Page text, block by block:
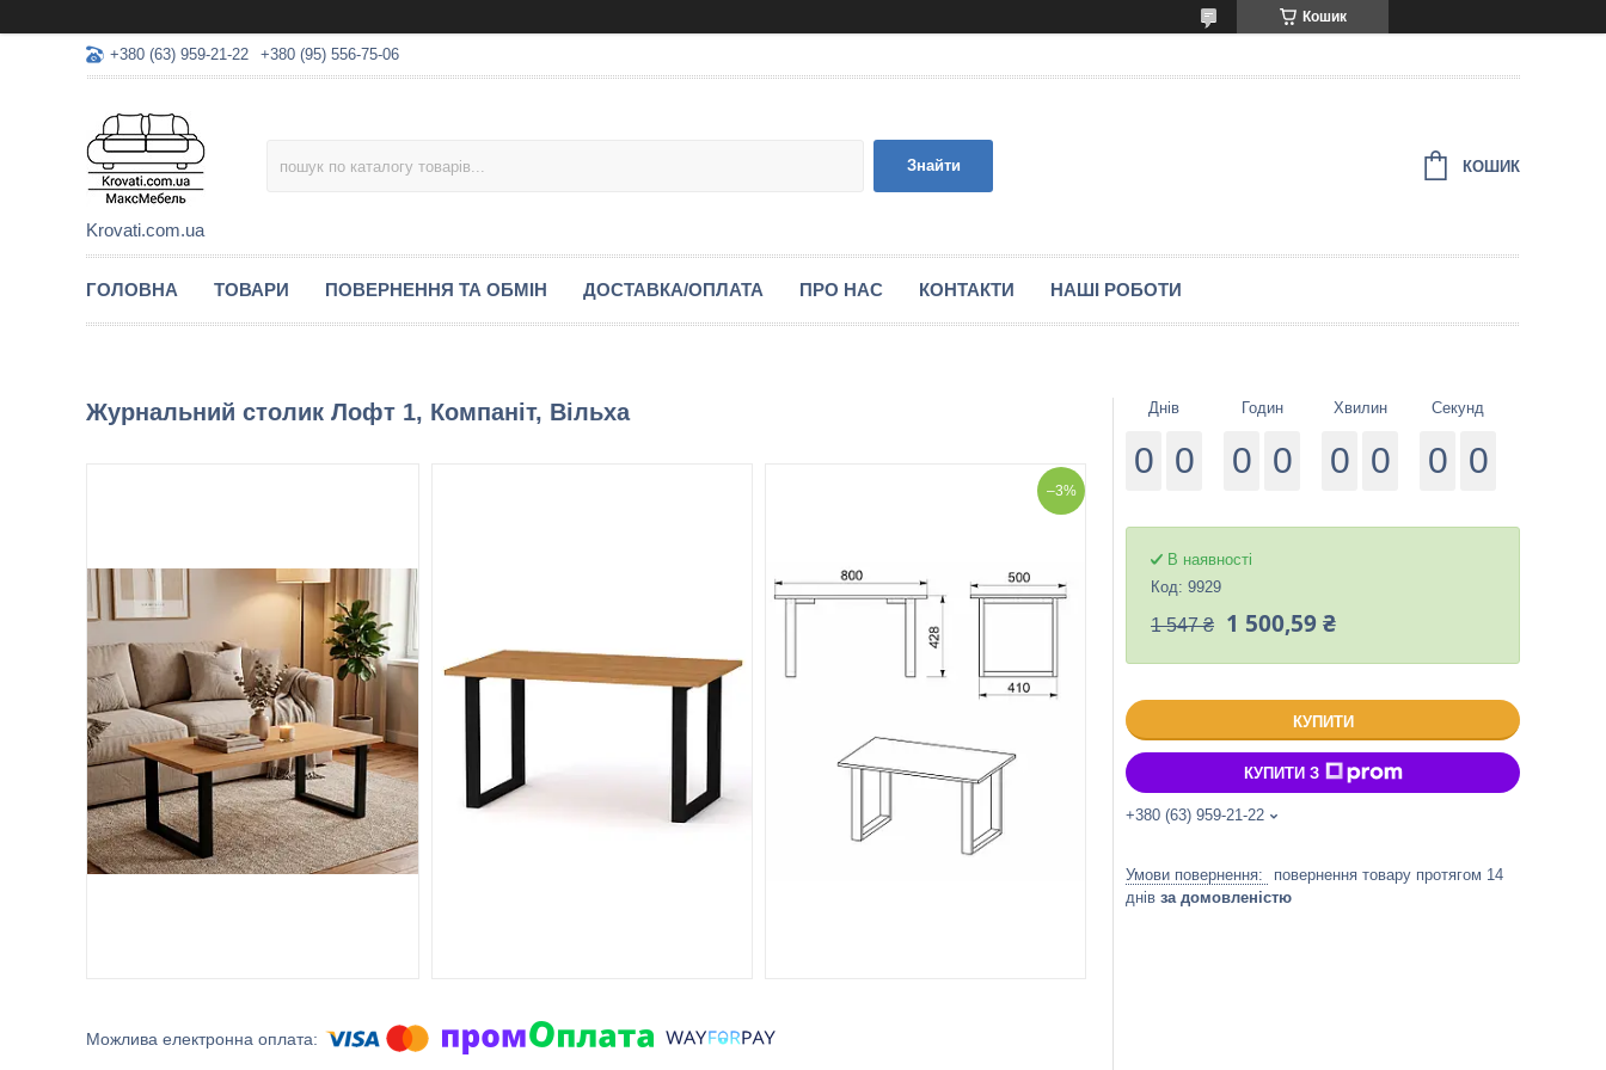
Кошик
+380 (63) 959-21-22 +380 (95) 556-75-06
Krovati.com.ua
Знайти КОШИК
ГОЛОВНА ТОВАРИ ПОВЕРНЕННЯ ТА ОБМІН ДОСТАВКА/ОПЛАТА ПРО НАС КОНТАКТИ НАШІ РОБОТИ
Журнальний столик Лофт 1, Компаніт, Вільха
–3%
Днів
0 0
Годин
0 0
Хвилин
0 0
Секунд
0 0
В наявності
Код: 9929
1 547 ₴ 1 500,59 ₴
КУПИТИ
КУПИТИ З
+380 (63) 959-21-22
повернення товару протягом 14
днів за домовленістю